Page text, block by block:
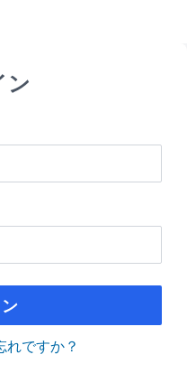
ン
れですか？